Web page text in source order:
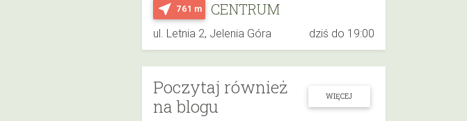
near_me 761 m CENTRUM
ul. Letnia 2, Jelenia Góra dziś do 19:00
Poczytaj również
na blogu
WIĘCEJ